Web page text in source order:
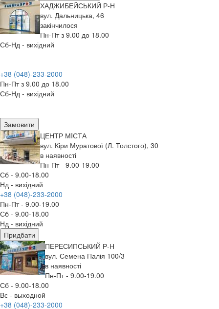
ХАДЖИБЕЙСЬКИЙ Р-Н
вул. Дальницька, 46
закінчилося
Пн-Пт з 9.00 до 18.00
Сб-Нд - вихідний
+38 (048)-233-2000
Пн-Пт з 9.00 до 18.00
Сб-Нд - вихідний
Замовити
ЦЕНТР МIСТА
вул. Кіри Муратової (Л. Толстого), 30
в наявності
Пн-Пт - 9.00-19.00
Сб - 9.00-18.00
Нд - вихідний
+38 (048)-233-2000
Пн-Пт - 9.00-19.00
Сб - 9.00-18.00
Нд - вихідний
Придбати
ПЕРЕСИПСЬКИЙ Р-Н
вул. Семена Палія 100/3
в наявності
Пн-Пт - 9.00-19.00
Сб - 9.00-18.00
Вс - выходной
+38 (048)-233-2000